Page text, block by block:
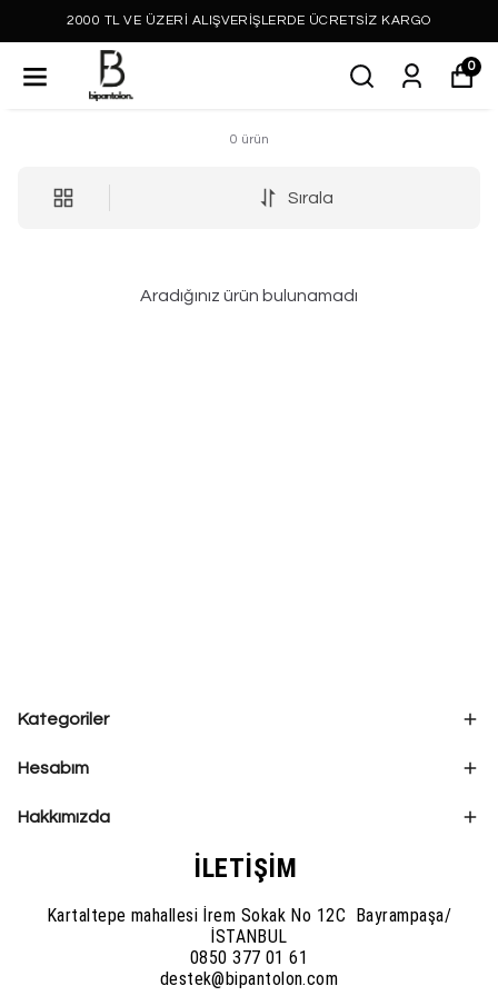
2000 TL VE ÜZERİ ALIŞVERİŞLERDE ÜCRETSİZ KARGO
0
0 ürün
Sırala
Aradığınız ürün bulunamadı
Kategoriler
Hesabım
Hakkımızda
İLETİŞİM
Kartaltepe mahallesi İrem Sokak No 12C Bayrampaşa/
İSTANBUL
0850 377 01 61
destek@bipantolon.com